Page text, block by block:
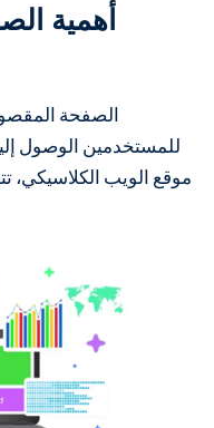
أهمية
الصفحة
للمستخدمين الوصول
موقع الويب